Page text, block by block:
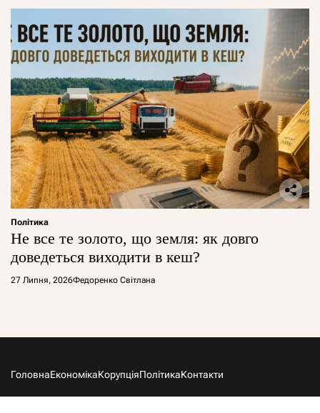
Політика
Не все те золото, що земля: як довго
доведеться виходити в кеш?
27 Липня, 2026Федоренко Світлана
ГоловнаЕкономікаКорупціяПолітикаКонтакти